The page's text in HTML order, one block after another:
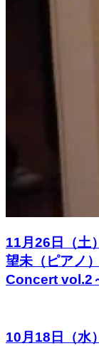
11月26日（土
望未（ピアノ
Concert vol.2
10月18日（水